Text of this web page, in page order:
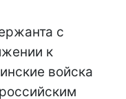
с
к
войска